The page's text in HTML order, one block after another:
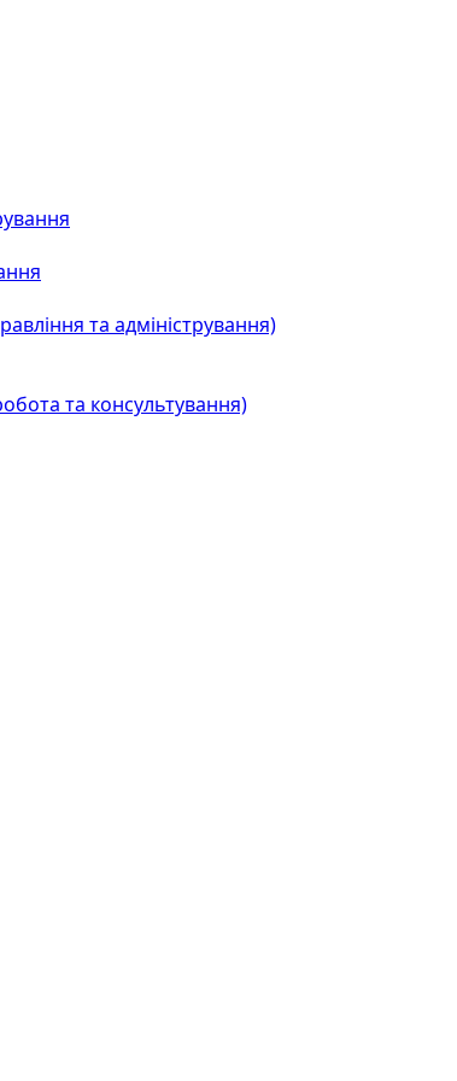
та адміністрування)
та консультування)